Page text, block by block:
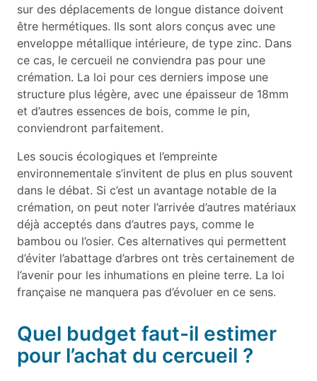
sur des déplacements de longue distance doivent
être hermétiques. Ils sont alors conçus avec une
enveloppe métallique intérieure, de type zinc. Dans
ce cas, le cercueil ne conviendra pas pour une
crémation. La loi pour ces derniers impose une
structure plus légère, avec une épaisseur de 18mm
et d’autres essences de bois, comme le pin,
conviendront parfaitement.
Les soucis écologiques et l’empreinte
environnementale s’invitent de plus en plus souvent
dans le débat. Si c’est un avantage notable de la
crémation, on peut noter l’arrivée d’autres matériaux
déjà acceptés dans d’autres pays, comme le
bambou ou l’osier. Ces alternatives qui permettent
d’éviter l’abattage d’arbres ont très certainement de
l’avenir pour les inhumations en pleine terre. La loi
française ne manquera pas d’évoluer en ce sens.
Quel budget faut-il estimer
pour l’achat du cercueil ?